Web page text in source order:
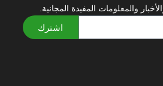
والمعلومات المفيدة المجانية.
اشترك